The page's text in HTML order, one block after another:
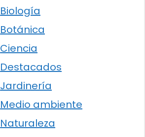
Biología
Botánica
Ciencia
Destacados
Jardinería
Medio ambiente
Naturaleza